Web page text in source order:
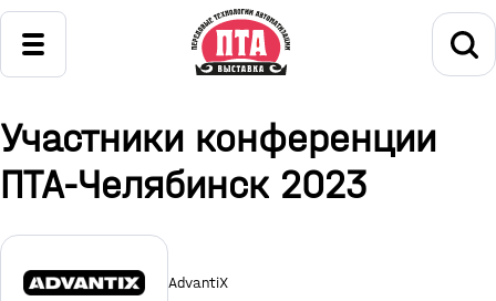
Участники конференции
ПТА-Челябинск 2023
AdvantiX